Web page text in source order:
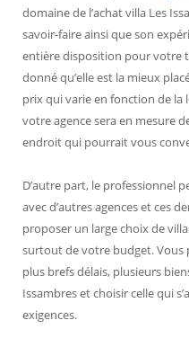
domaine de l’achat villa Les
savoir-faire ainsi que son
entière disposition pour votre
donné qu’elle est la mieux
prix qui varie en fonction de la
votre agence sera en mesure
endroit qui pourrait vous
D’autre part, le professionnel
avec d’autres agences et ces
proposer un large choix de
surtout de votre budget. Vous
plus brefs délais, plusieurs
Issambres et choisir celle qui
exigences.